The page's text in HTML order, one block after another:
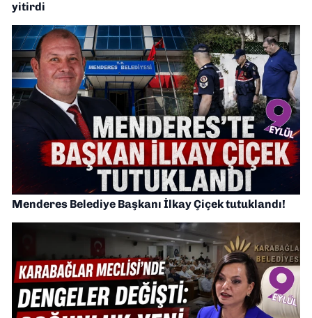
yitirdi
Menderes Belediye Başkanı İlkay Çiçek tutuklandı!